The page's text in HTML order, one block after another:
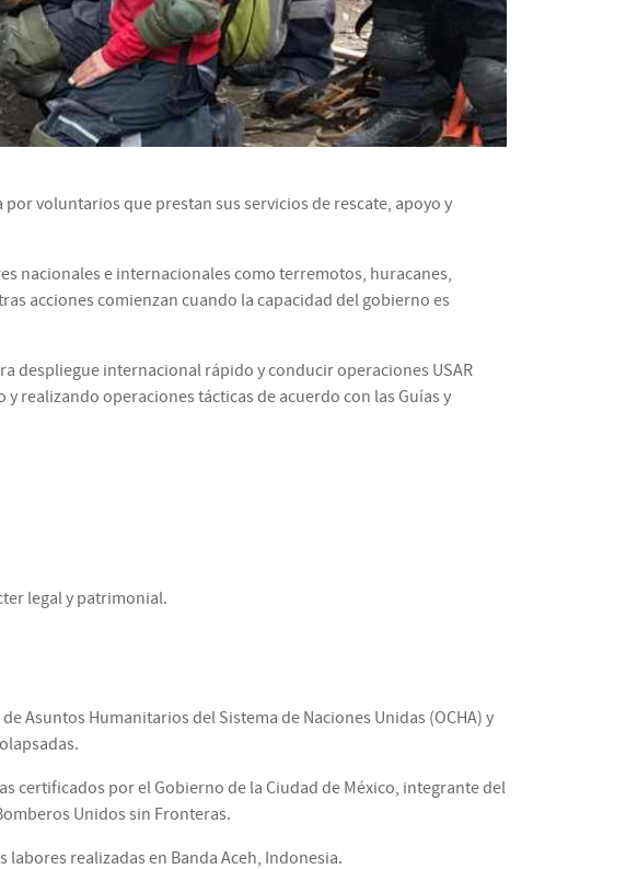
voluntarios que prestan sus servicios de rescate, apoyo y
nacionales e internacionales como terremotos, huracanes,
acciones comienzan cuando la capacidad del gobierno es
despliegue internacional rápido y conducir operaciones USAR
realizando operaciones tácticas de acuerdo con las Guías y
legal y patrimonial.
Asuntos Humanitarios del Sistema de Naciones Unidas (OCHA) y
certificados por el Gobierno de la Ciudad de México, integrante del
Unidos sin Fronteras.
realizadas en Banda Aceh, Indonesia.